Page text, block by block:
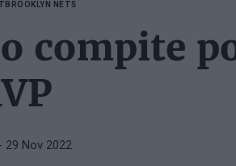
BROOKLYN NETS
compite
29 Nov 2022